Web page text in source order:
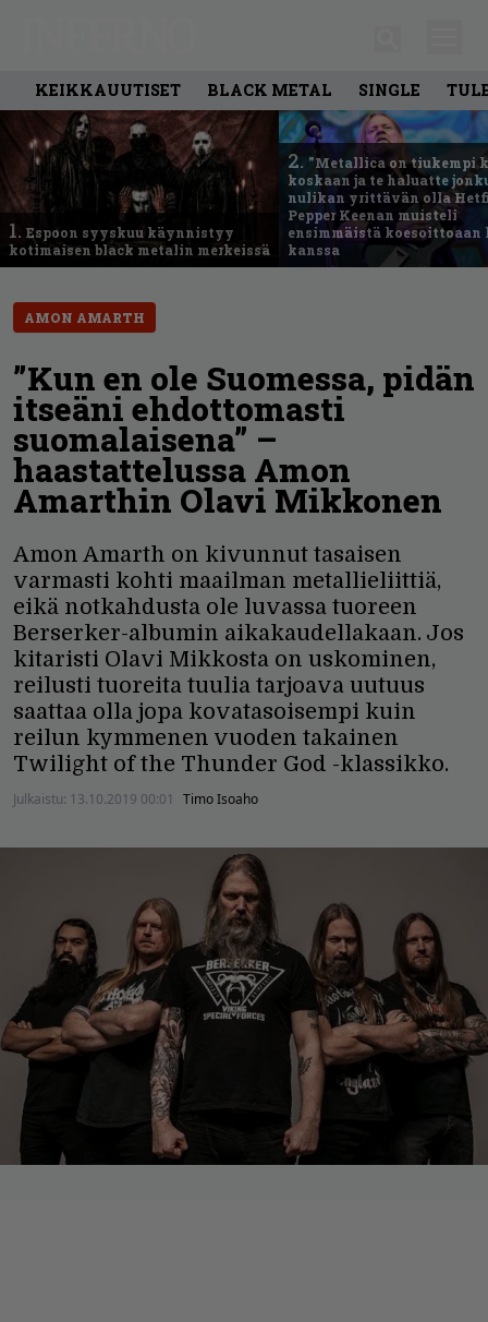
KEIKKAUUTISET BLACK METAL SINGLE
1. Espoon syyskuu käynnistyy
kotimaisen black metalin merkeissä
2. ”Metallica on tiukempi
koskaan ja te haluatte
nulikan yrittävän olla
Pepper Keenan muisteli
ensimmäistä
kanssa
AMON AMARTH
”Kun en ole Suomessa, pidän
itseäni ehdottomasti
suomalaisena” –
haastattelussa Amon
Amarthin Olavi Mikkonen
Amon Amarth on kivunnut tasaisen
varmasti kohti maailman metallieliittiä,
eikä notkahdusta ole luvassa tuoreen
Berserker-albumin aikakaudellakaan. Jos
kitaristi Olavi Mikkosta on uskominen,
reilusti tuoreita tuulia tarjoava uutuus
saattaa olla jopa kovatasoisempi kuin
reilun kymmenen vuoden takainen
Twilight of the Thunder God -klassikko.
Julkaistu: 13.10.2019 00:01 Timo Isoaho